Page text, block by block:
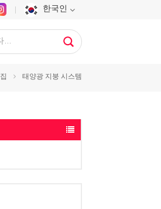
한국인
Deutsch
집 태양광 지붕 시스템